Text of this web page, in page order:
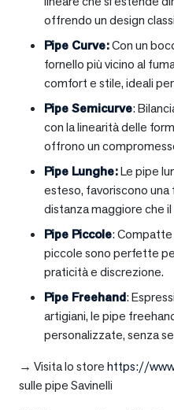
offrendo un design
Pipe Curve:Con un
fornello più vicino al
comfort e stile, ideali
Pipe Semicurve:
con la linearità delle
offrono un
Pipe Lunghe:Le pipe
esteso, favoriscono
distanza maggiore che
Pipe Piccole:
piccole sono perfette
praticità e discrezione.
Pipe Freehand:
artigiani, le pipe
personalizzate, senza
→ Visita lo storehttps://
sulle pipe Savinelli